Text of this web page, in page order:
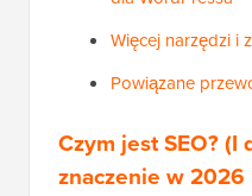
Więcej narzędzi i
Powiązane
Czym jest SEO? (I
znaczenie w 2026